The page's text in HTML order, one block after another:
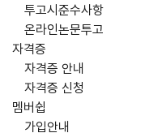
투고시준수사항
온라인논문투고
자격증
자격증 안내
자격증 신청
멤버쉽
가입안내